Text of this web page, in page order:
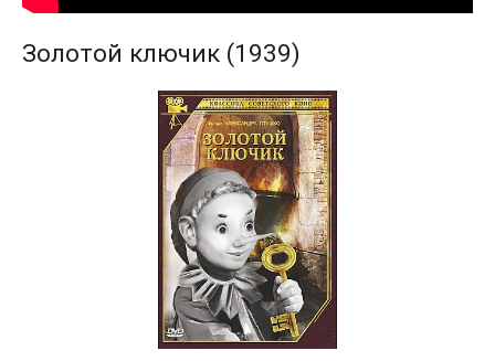
Золотой ключик (1939)